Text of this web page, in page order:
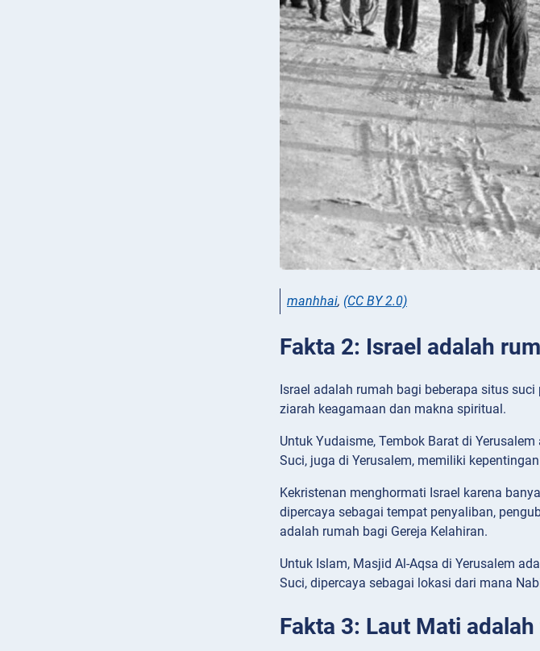
manhhai, (CC BY 2.0)
Fakta 2: Israel adalah
Israel adalah rumah bagi beberapa situs
ziarah keagamaan dan makna spiritual.
Untuk Yudaisme, Tembok Barat di
Suci, juga di Yerusalem, memiliki
Kekristenan menghormati Israel karena
dipercaya sebagai tempat penyaliban,
adalah rumah bagi Gereja Kelahiran.
Untuk Islam, Masjid Al-Aqsa di Yerusalem
Suci, dipercaya sebagai lokasi dari mana
Fakta 3: Laut Mati